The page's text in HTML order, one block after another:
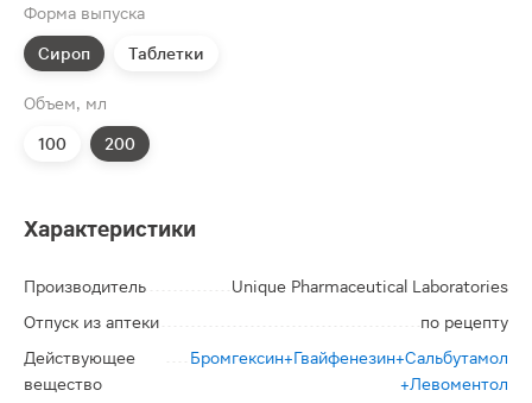
Форма выпуска
Сироп Таблетки
Объем, мл
100 200
Характеристики
Производитель
Unique Pharmaceutical Laboratories
Отпуск из аптеки
по рецепту
Действующее
вещество
Бромгексин+Гвайфенезин+Сальбутамол
+Левоментол